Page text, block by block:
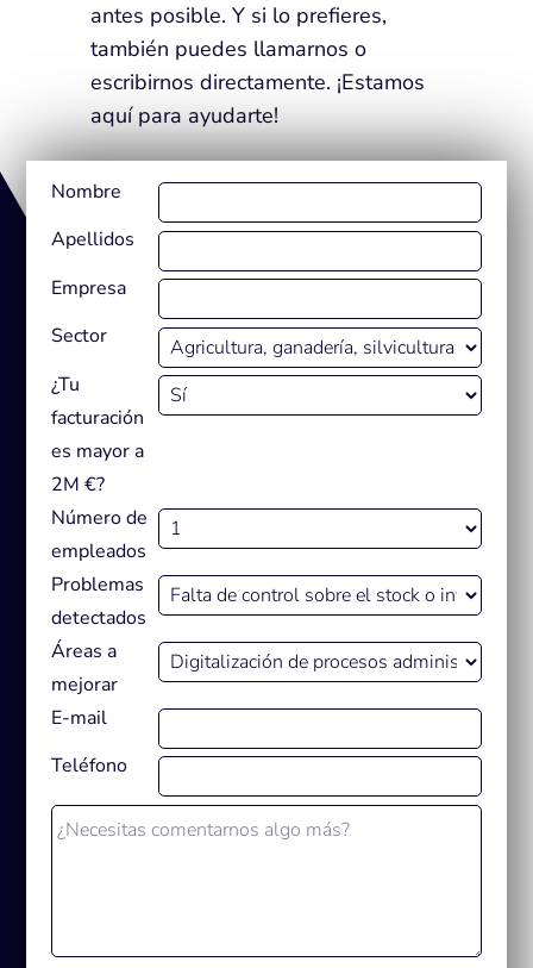
antes posible. Y si lo prefieres,
también puedes llamarnos o
escribirnos directamente. ¡Estamos
aquí para ayudarte!
Nombre
Apellidos
Empresa
Sector
¿Tu
facturación
es mayor a
2M €?
Número de
empleados
Problemas
detectados
Áreas a
mejorar
E-mail
Teléfono